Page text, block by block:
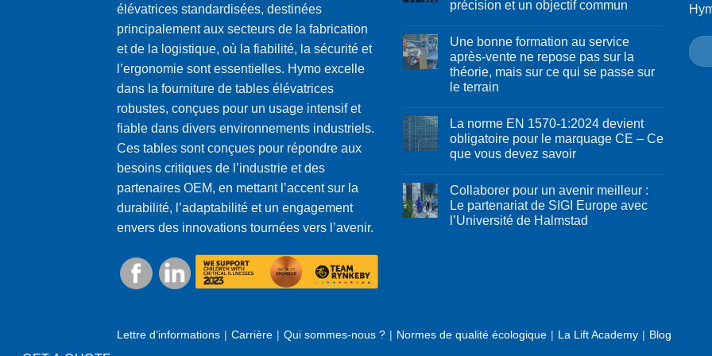
élévatrices standardisées, destinées
principalement aux secteurs de la fabrication
et de la logistique, où la fiabilité, la sécurité et
l’ergonomie sont essentielles. Hymo excelle
dans la fourniture de tables élévatrices
robustes, conçues pour un usage intensif et
fiable dans divers environnements industriels.
Ces tables sont conçues pour répondre aux
besoins critiques de l’industrie et des
partenaires OEM, en mettant l’accent sur la
durabilité, l’adaptabilité et un engagement
envers des innovations tournées vers l’avenir.
précision et un objectif commun
Une bonne formation au service
après-vente ne repose pas sur la
théorie, mais sur ce qui se passe sur
le terrain
La norme EN 1570-1:2024 devient
obligatoire pour le marquage CE – Ce
que vous devez savoir
Collaborer pour un avenir meilleur :
Le partenariat de SIGI Europe avec
l’Université de Halmstad
Lettre d’informations Carrière Qui sommes-nous ? Normes de qualité écologique La Lift Academy Blog